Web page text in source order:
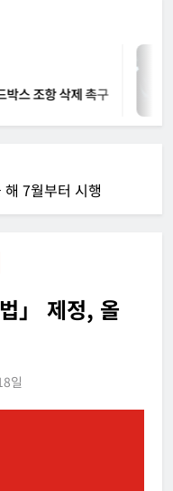
항 삭제 촉구
7월부터 시행
」 제정, 올
일